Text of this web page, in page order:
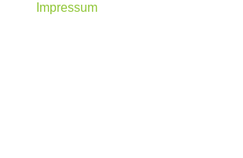
Impressum